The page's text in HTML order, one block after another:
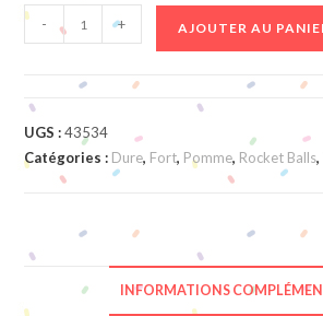
quantité
de
Citriques
Pomme
- + AJOUTER AU
UGS :43534
Catégories : Dure, Fort, Pomme, Rocket Balls,
INFORMATIONS